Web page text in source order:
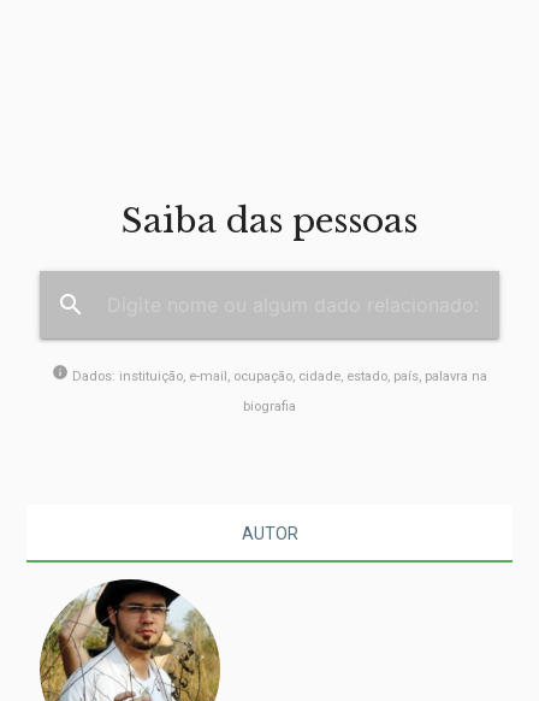
Saiba das pessoas
search
info Dados: instituição, e-mail, ocupação, cidade, estado, país, palavra na
biografia
AUTOR